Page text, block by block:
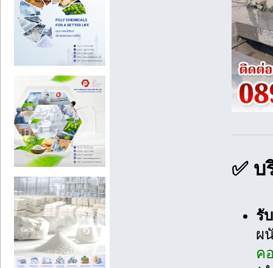
✅ บ
รั
ผ
ค